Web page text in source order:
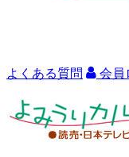
よくある質問 会員